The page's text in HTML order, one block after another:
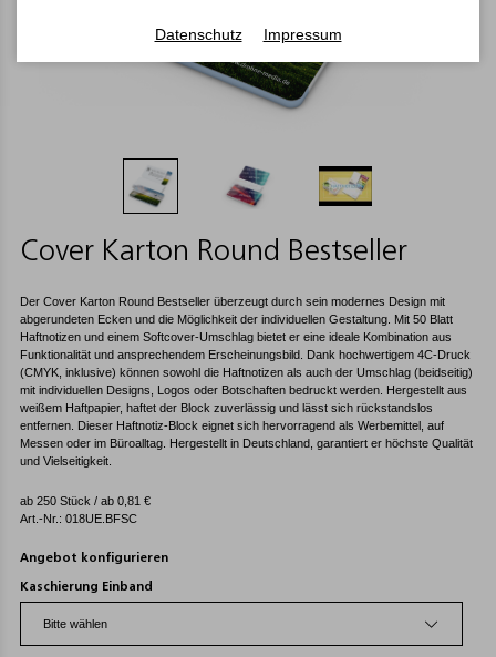
Cover Karton Round Bestseller
Der Cover Karton Round Bestseller überzeugt durch sein modernes Design mit
abgerundeten Ecken und die Möglichkeit der individuellen Gestaltung. Mit 50 Blatt
Haftnotizen und einem Softcover-Umschlag bietet er eine ideale Kombination aus
Funktionalität und ansprechendem Erscheinungsbild. Dank hochwertigem 4C-Druck
(CMYK, inklusive) können sowohl die Haftnotizen als auch der Umschlag (beidseitig)
mit individuellen Designs, Logos oder Botschaften bedruckt werden. Hergestellt aus
weißem Haftpapier, haftet der Block zuverlässig und lässt sich rückstandslos
entfernen. Dieser Haftnotiz-Block eignet sich hervorragend als Werbemittel, auf
Messen oder im Büroalltag. Hergestellt in Deutschland, garantiert er höchste Qualität
und Vielseitigkeit.
ab 250 Stück / ab 0,81 €
Art.-Nr.: 018UE.BFSC
Angebot konfigurieren
Kaschierung Einband
Datenschutz Impressum